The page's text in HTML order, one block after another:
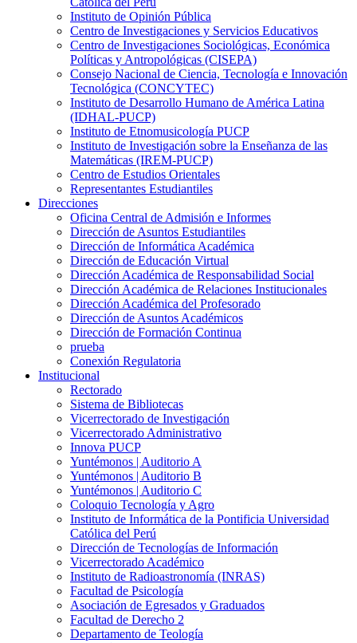
Instituto de Opinión Pública
Centro de Investigaciones y Servicios Educativos
Centro de Investigaciones Sociológicas, Económica
Políticas y Antropológicas (CISEPA)
Consejo Nacional de Ciencia, Tecnología e Innovación
Tecnológica (CONCYTEC)
Instituto de Desarrollo Humano de América Latina
(IDHAL-PUCP)
Instituto de Etnomusicología PUCP
Instituto de Investigación sobre la Enseñanza de las
Matemáticas (IREM-PUCP)
Centro de Estudios Orientales
Representantes Estudiantiles
Direcciones
Oficina Central de Admisión e Informes
Dirección de Asuntos Estudiantiles
Dirección de Informática Académica
Dirección de Educación Virtual
Dirección Académica de Responsabilidad Social
Dirección Académica de Relaciones Institucionales
Dirección Académica del Profesorado
Dirección de Asuntos Académicos
Dirección de Formación Continua
prueba
Conexión Regulatoria
Institucional
Rectorado
Sistema de Bibliotecas
Vicerrectorado de Investigación
Vicerrectorado Administrativo
Innova PUCP
Yuntémonos | Auditorio A
Yuntémonos | Auditorio B
Yuntémonos | Auditorio C
Coloquio Tecnología y Agro
Instituto de Informática de la Pontificia Universidad
Católica del Perú
Dirección de Tecnologías de Información
Vicerrectorado Académico
Instituto de Radioastronomía (INRAS)
Facultad de Psicología
Asociación de Egresados y Graduados
Facultad de Derecho 2
Departamento de Teología